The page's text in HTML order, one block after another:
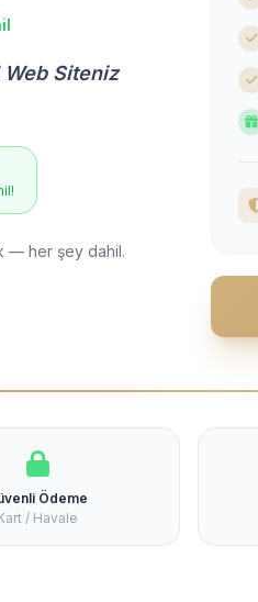
Siteniz
— her şey dahil.
Ödeme
/ Havale